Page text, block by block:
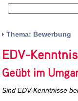
Thema: Bewerbung
EDV-
Geübt im
Sind EDV-Kenntnisse